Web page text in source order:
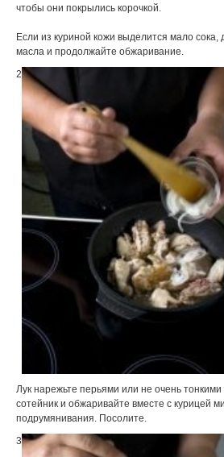
чтобы они покрылись корочкой.
Если из куриной кожи выделится мало сока,
масла и продолжайте обжаривание.
2
Лук нарежьте перьями или не очень
сотейник и обжаривайте вместе с курицей
подрумянивания. Посолите.
3